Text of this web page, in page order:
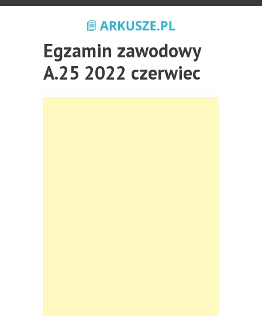
Egzamin zawodowy
A.25 2022 czerwiec